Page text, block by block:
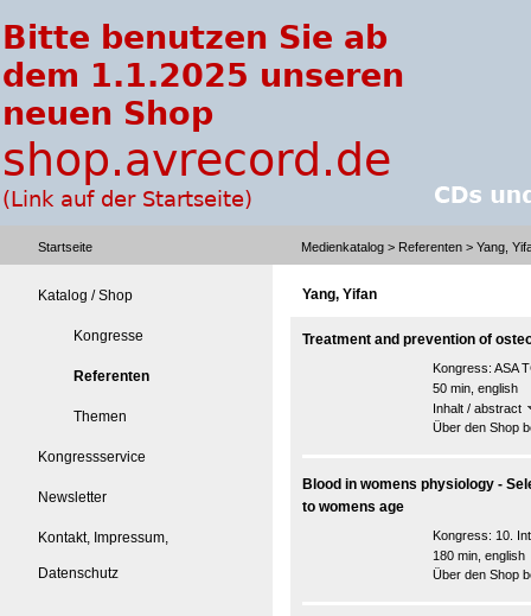
Startseite Medienkatalog > Referenten > Yang,
Katalog / Shop
Kongresse
Referenten
Themen
Kongressservice
Newsletter
Kontakt, Impressum,
Datenschutz
Yang, Yifan
Treatment and prevention of
Kongress: ASA
50 min, english
Inhalt / abstract
Über den Shop
Blood in womens physiology -
to womens age
Kongress: 10.
180 min, english
Über den Shop